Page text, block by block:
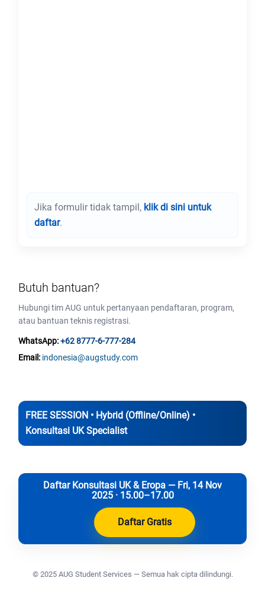
Jika formulir tidak tampil, klik di sini untuk
daftar.
Butuh bantuan?
Hubungi tim AUG untuk pertanyaan pendaftaran, program,
atau bantuan teknis registrasi.
WhatsApp:+62 8777-6-777-284
Email: indonesia@augstudy.com
FREE SESSION • Hybrid (Offline/Online) •
Konsultasi UK Specialist
Daftar Konsultasi UK & Eropa — Fri, 14 Nov
2025 · 15.00–17.00
Daftar Gratis
© 2025 AUG Student Services — Semua hak cipta dilindungi.